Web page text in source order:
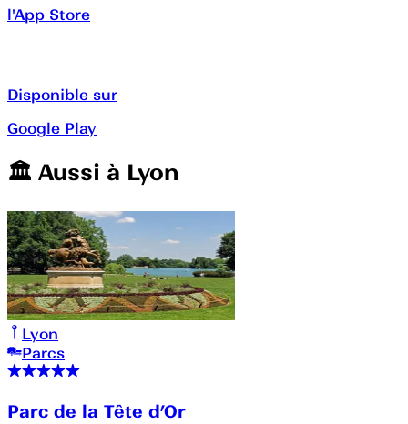
l'App Store
Disponible sur
Google Play
🏛️️ Aussi à Lyon
Lyon
Parcs
Parc de la Tête d’Or